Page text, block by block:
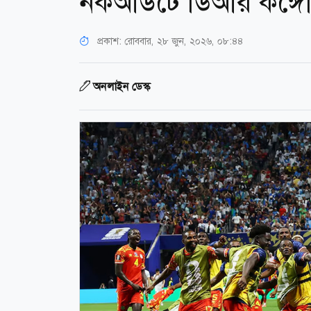
প্রকাশ: রোববার, ২৮ জুন, ২০২৬, ০৮:৪৪
অনলাইন ডেস্ক